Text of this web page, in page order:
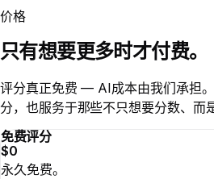
价格
只有想要更多时才付费。
评分真正免费 — AI成本由我们承担
分，也服务于那些不只想要分数、而
免费评分
$0
永久免费。